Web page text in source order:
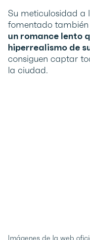
Su meticulosidad
fomentado
un romance lento
hiperrealismo de
consiguen captar
la ciudad.
Imágenes de la web